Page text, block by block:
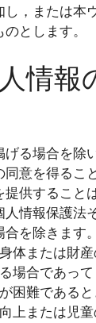
，または本
のとします。
情報
げる場合を除
同意を得るこ
提供すること
人情報保護法
を除きます。
体または財
場合であっ
困難であると
上または児